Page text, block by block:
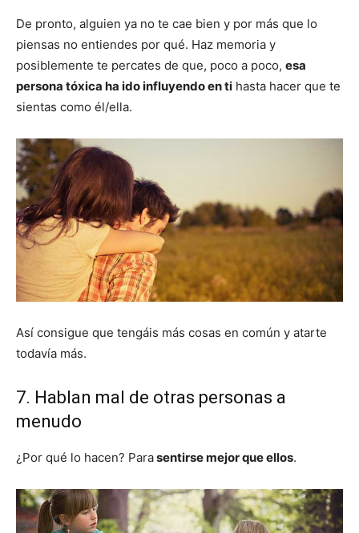
De pronto, alguien ya no te cae bien y por más que lo
piensas no entiendes por qué. Haz memoria y
posiblemente te percates de que, poco a poco, esa
persona tóxica ha ido influyendo en ti hasta hacer que te
sientas como él/ella.
Así consigue que tengáis más cosas en común y atarte
todavía más.
7. Hablan mal de otras personas a
menudo
¿Por qué lo hacen? Parasentirse mejor que ellos.